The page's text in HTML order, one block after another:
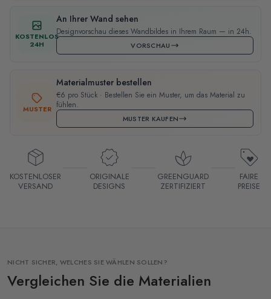
KOSTENLOS
24H
An Ihrer Wand sehen
Designvorschau dieses Wandbildes in Ihrem Raum — in 24h.
VORSCHAU
MUSTER
Materialmuster bestellen
€6 pro Stück · Bestellen Sie ein Muster, um das Material zu
fühlen.
MUSTER KAUFEN
KOSTENLOSER
VERSAND
ORIGINALE
DESIGNS
GREENGUARD
ZERTIFIZIERT
FAIRE
PREISE
NICHT SICHER, WELCHES SIE WÄHLEN SOLLEN?
Vergleichen Sie die Materialien